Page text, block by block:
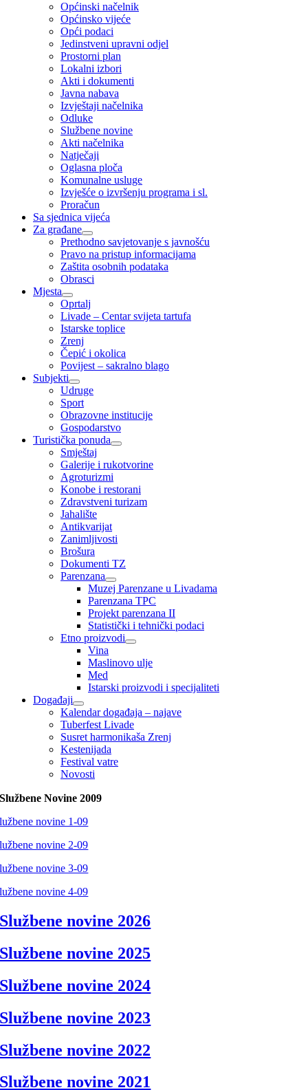
Općinski načelnik
Općinsko vijeće
Opći podaci
Jedinstveni upravni odjel
Prostorni plan
Lokalni izbori
Akti i dokumenti
Javna nabava
Izvještaji načelnika
Odluke
Službene novine
Akti načelnika
Natječaji
Oglasna ploča
Komunalne usluge
Izvješće o izvršenju programa i sl.
Proračun
Sa sjednica vijeća
Za građane
Prethodno savjetovanje s javnošću
Pravo na pristup informacijama
Zaštita osobnih podataka
Obrasci
Mjesta
Oprtalj
Livade – Centar svijeta tartufa
Istarske toplice
Zrenj
Čepić i okolica
Povijest – sakralno blago
Subjekti
Udruge
Sport
Obrazovne institucije
Gospodarstvo
Turistička ponuda
Smještaj
Galerije i rukotvorine
Agroturizmi
Konobe i restorani
Zdravstveni turizam
Jahalište
Antikvarijat
Zanimljivosti
Brošura
Dokumenti TZ
Parenzana
Muzej Parenzane u Livadama
Parenzana TPC
Projekt parenzana II
Statistički i tehnički podaci
Etno proizvodi
Vina
Maslinovo ulje
Med
Istarski proizvodi i specijaliteti
Događaji
Kalendar događaja – najave
Tuberfest Livade
Susret harmonikaša Zrenj
Kestenijada
Festival vatre
Novosti
Službene Novine 2009
novine 1-09
novine 2-09
novine 3-09
novine 4-09
Službene novine 2026
Službene novine 2025
Službene novine 2024
Službene novine 2023
Službene novine 2022
Službene novine 2021